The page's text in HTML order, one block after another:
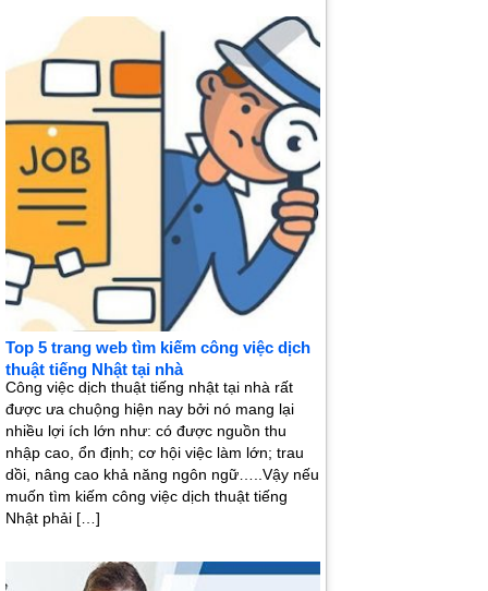
Top 5 trang web tìm kiếm công việc dịch
thuật tiếng Nhật tại nhà
Công việc dịch thuật tiếng nhật tại nhà rất
được ưa chuộng hiện nay bởi nó mang lại
nhiều lợi ích lớn như: có được nguồn thu
nhập cao, ổn định; cơ hội việc làm lớn; trau
dồi, nâng cao khả năng ngôn ngữ…..Vậy nếu
muốn tìm kiếm công việc dịch thuật tiếng
Nhật phải […]